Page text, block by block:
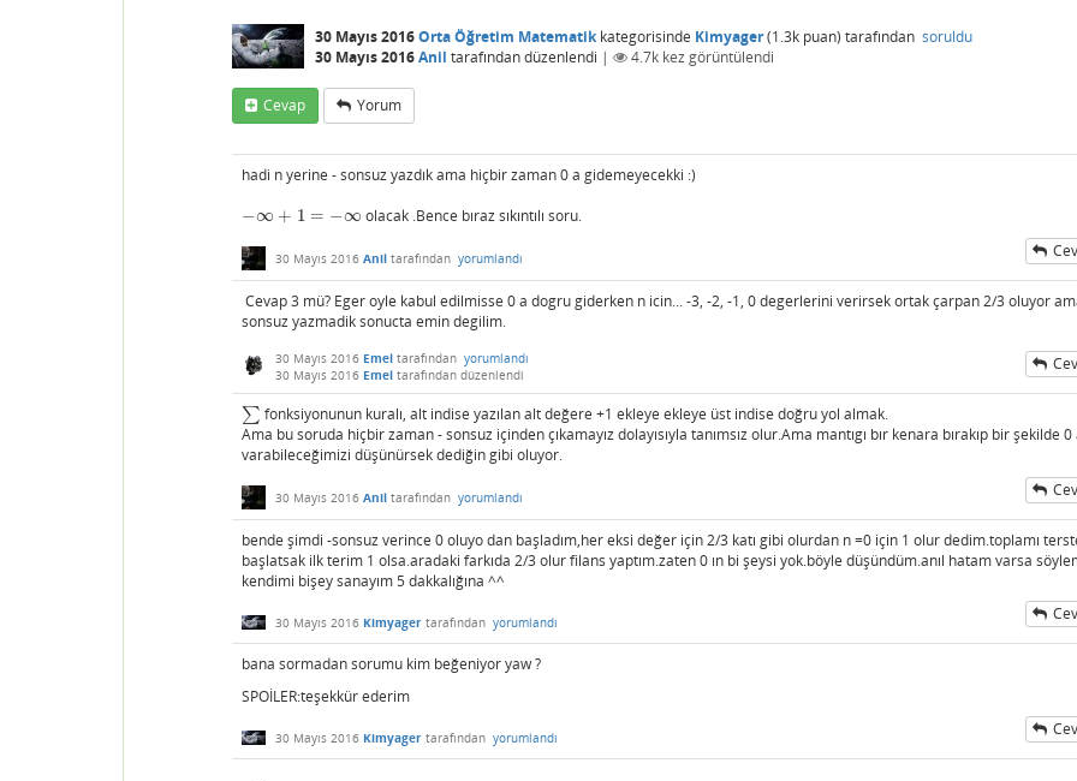
30 Mayıs 2016Orta Öğretim Matematikkategorisinde Kimyager(1.3k puan) tarafından soruldu
30 Mayıs 2016Anil tarafındandüzenlendi | 4.7k kez görüntülendi
Cevap Yorum
hadi n yerine - sonsuz yazdık ama hiçbir zaman 0 a gidemeyecekki :)
−∞ + 1 = −∞
−∞+1 =− ∞ olacak .Bence bıraz sıkıntılı soru.
30 Mayıs 2016 Anil tarafından yorumlandı
Cevap 3 mü? Eger oyle kabul edilmisse 0 a dogru giderken n icin... -3, -2, -1, 0 degerlerini verirsek ortak çarpan 2/3 oluyor
sonsuz yazmadik sonucta emin degilim.
30 Mayıs 2016 Emel tarafından yorumlandı
30 Mayıs 2016 Emel tarafından düzenlendi
∑
∑
fonksiyonunun kuralı, alt indise yazılan alt değere +1 ekleye ekleye üst indise doğru yol almak.
Ama bu soruda hiçbir zaman - sonsuz içinden çıkamayız dolayısıyla tanımsız olur.Ama mantıgı bır kenara bırakıp bir şekilde 0
varabileceğimizi düşünürsek dediğin gibi oluyor.
30 Mayıs 2016 Anil tarafından yorumlandı
bende şimdi -sonsuz verince 0 oluyo dan başladım,her eksi değer için 2/3 katı gibi olurdan n =0 için 1 olur dedim.toplamı
başlatsak ilk terim 1 olsa.aradaki farkıda 2/3 olur filans yaptım.zaten 0 ın bi şeysi yok.böyle düşündüm.anıl hatam varsa
kendimi bişey sanayım 5 dakkalığına ^^
30 Mayıs 2016 Kimyager tarafından yorumlandı
bana sormadan sorumu kim beğeniyor yaw ?
SPOİLER:teşekkür ederim
30 Mayıs 2016 Kimyager tarafından yorumlandı